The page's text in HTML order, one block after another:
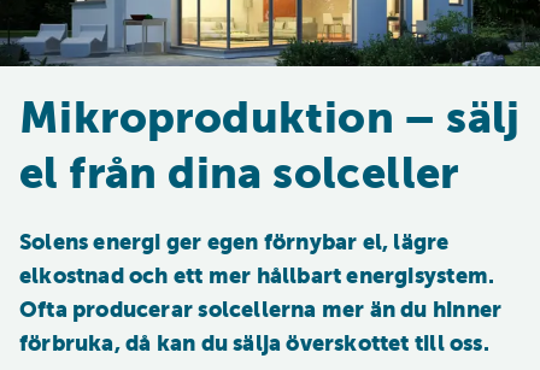
Mikroproduktion – sälj
el från dina solceller
Solens energi ger egen förnybar el, lägre
elkostnad och ett mer hållbart energisystem.
Ofta producerar solcellerna mer än du hinner
förbruka, då kan du sälja överskottet till oss.